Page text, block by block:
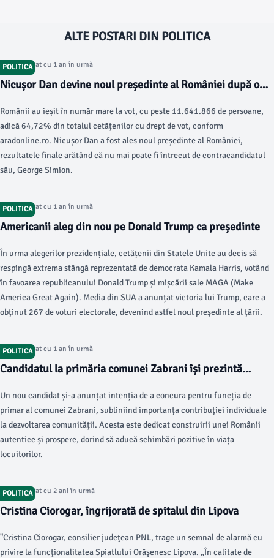
ALTE POSTARI DIN POLITICA
POLITICA
Articol postat cu 1 an în urmă
Nicușor Dan devine noul președinte al României după o
Românii au ieșit în număr mare la vot, cu peste 11.641.866 de persoane,
adică 64,72% din totalul cetățenilor cu drept de vot, conform
aradonline.ro. Nicușor Dan a fost ales noul președinte al României,
rezultatele finale arătând că nu mai poate fi întrecut de contracandidatul
său, George Simion.
POLITICA
Articol postat cu 1 an în urmă
Americanii aleg din nou pe Donald Trump ca președinte
În urma alegerilor prezidențiale, cetățenii din Statele Unite au decis să
respingă extrema stângă reprezentată de democrata Kamala Harris, votând
în favoarea republicanului Donald Trump și mișcării sale MAGA (Make
America Great Again). Media din SUA a anunțat victoria lui Trump, care a
obținut 267 de voturi electorale, devenind astfel noul președinte al țării.
POLITICA
Articol postat cu 1 an în urmă
Candidatul la primăria comunei Zabrani își prezintă
Un nou candidat și-a anunțat intenția de a concura pentru funcția de
primar al comunei Zabrani, subliniind importanța contribuției individuale
la dezvoltarea comunității. Acesta este dedicat construirii unei Românii
autentice și prospere, dorind să aducă schimbări pozitive în viața
locuitorilor.
POLITICA
Articol postat cu 2 ani în urmă
Cristina Ciorogar, îngrijorată de spitalul din Lipova
"Cristina Ciorogar, consilier judeţean PNL, trage un semnal de alarmă cu
privire la funcţionalitatea Spiatlului Orăşenesc Lipova. „În calitate de